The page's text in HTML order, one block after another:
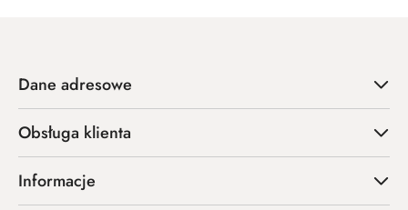
Dane adresowe
Obsługa klienta
Informacje